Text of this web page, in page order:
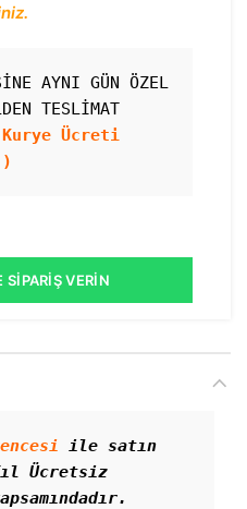
AYNI GÜN ÖZEL
TESLİMAT
Ücreti
SIPARIŞ VERIN
ile satın
Ücretsiz